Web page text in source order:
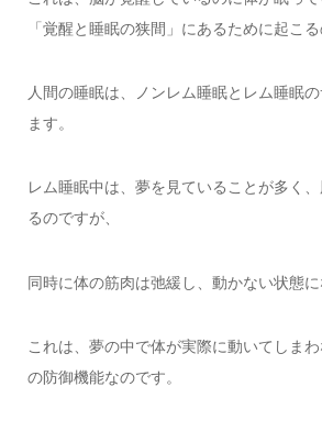
「覚醒と睡眠の狭間」にあるために起こる
人間の睡眠は、ノンレム睡眠とレム睡眠
ます。
レム睡眠中は、夢を見ていることが多く
るのですが、
同時に体の筋肉は弛緩し、動かない状態に
これは、夢の中で体が実際に動いてしま
の防御機能なのです。